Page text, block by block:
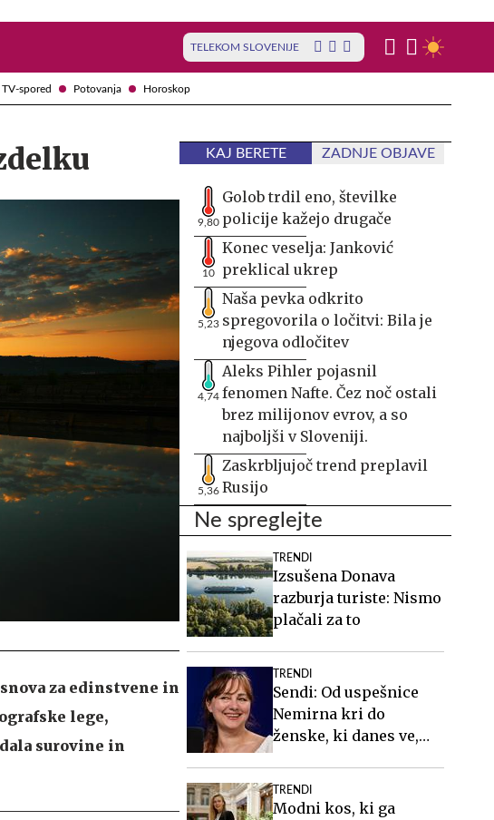
TV-spored Potovanja Horoskop
TELEKOM SLOVENIJE
za edinstvene in
lege,
surovine in
KAJ BERETE ZADNJE OBJAVE
9,80
Golob trdil eno, številke
policije kažejo drugače
10
Konec veselja: Janković
preklical ukrep
5,23
Naša pevka odkrito
spregovorila o ločitvi: Bila je
njegova odločitev
4,74
Aleks Pihler pojasnil
fenomen Nafte. Čez noč ostali
brez milijonov evrov, a so
najboljši v Sloveniji.
5,36
Zaskrbljujoč trend preplavil
Rusijo
Ne spreglejte
TRENDI
Izsušena Donava
razburja turiste: Nismo
plačali za to
TRENDI
Sendi: Od uspešnice
Nemirna kri do
ženske, ki danes ve,
TRENDI
Modni kos, ki ga